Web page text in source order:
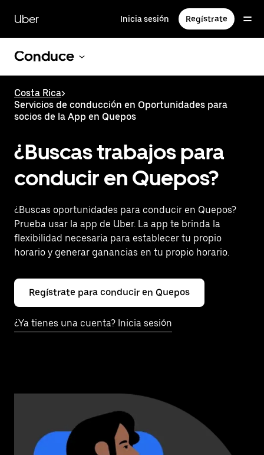
contenido
principal
Uber Inicia sesión Regístrate
Conduce
Costa Rica>
Servicios de conducción en Oportunidades para
socios de la App en Quepos
¿Buscas trabajos para
conducir en Quepos?
¿Buscas oportunidades para conducir en Quepos?
Prueba usar la app de Uber. La app te brinda la
flexibilidad necesaria para establecer tu propio
horario y generar ganancias en tu propio horario.
Regístrate para conducir en Quepos
¿Ya tienes una cuenta? Inicia sesión